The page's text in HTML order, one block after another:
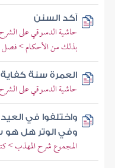
آكد السنن
حاشية الدسوقي على
بذلك من الأحكام > فصل
العمرة سنة كفاية
حاشية الدسوقي على
واختلفوا في
وفي الوتر هل هو
المجموع شرح المهذب >